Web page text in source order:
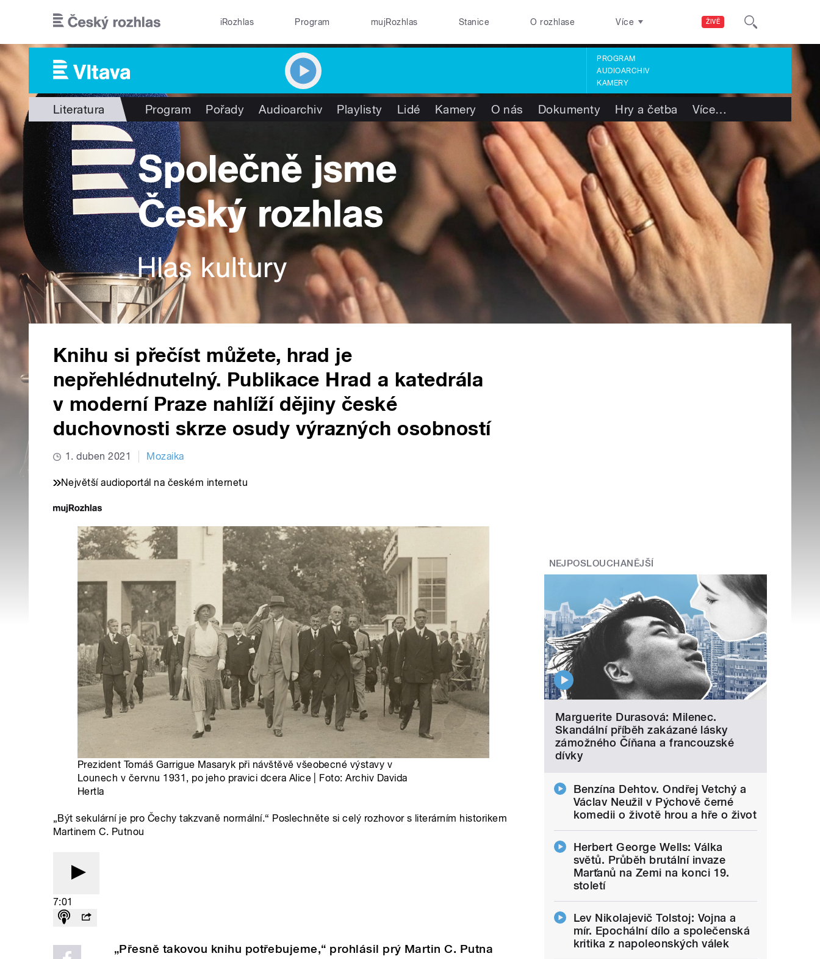
ŽIVĚ
iRozhlas Program mujRozhlas Stanice O rozhlase Více
PROGRAM
AUDIOARCHIV
KAMERY
Literatura Program Pořady Audioarchiv Playlisty Lidé Kamery O nás Dokumenty Hry a četba Více…
Knihu si přečíst můžete, hrad je
nepřehlédnutelný. Publikace Hrad a katedrála
v moderní Praze nahlíží dějiny české
duchovnosti skrze osudy výrazných osobností
1. duben 2021 Mozaika
Největší audioportál na českém internetu
Prezident Tomáš Garrigue Masaryk při návštěvě všeobecné výstavy v
Lounech v červnu 1931, po jeho pravici dcera Alice | Foto: Archiv Davida
Hertla
„Být sekulární je pro Čechy takzvaně normální.“ Poslechněte si celý rozhovor s literárním historikem
Martinem C. Putnou
7:01
„Přesně takovou knihu potřebujeme,“ prohlásil prý Martin C. Putna
NEJPOSLOUCHANĚJŠÍ
Marguerite Durasová: Milenec.
Skandální příběh zakázané lásky
zámožného Číňana a francouzské
dívky
Benzína Dehtov. Ondřej Vetchý a
Václav Neužil v Pýchově černé
komedii o životě hrou a hře o život
Herbert George Wells: Válka
světů. Průběh brutální invaze
Marťanů na Zemi na konci 19.
století
Lev Nikolajevič Tolstoj: Vojna a
mír. Epochální dílo a společenská
kritika z napoleonských válek